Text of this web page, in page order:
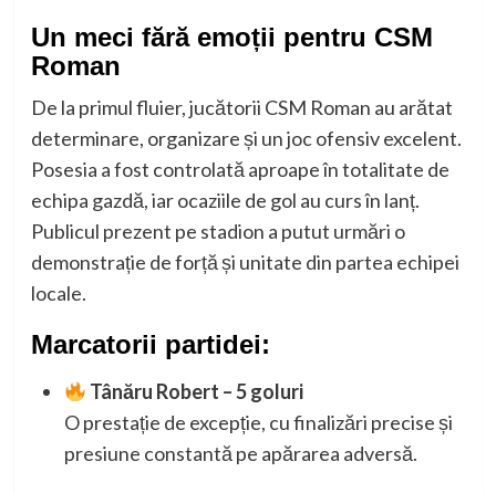
Un meci fără emoții pentru CSM
Roman
De la primul fluier, jucătorii CSM Roman au arătat
determinare, organizare și un joc ofensiv excelent.
Posesia a fost controlată aproape în totalitate de
echipa gazdă, iar ocaziile de gol au curs în lanț.
Publicul prezent pe stadion a putut urmări o
demonstrație de forță și unitate din partea echipei
locale.
Marcatorii partidei:
Tânăru Robert – 5 goluri
O prestație de excepție, cu finalizări precise și
presiune constantă pe apărarea adversă.